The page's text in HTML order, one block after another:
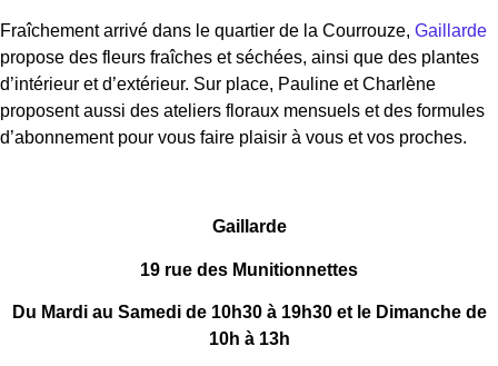
Fraîchement arrivé dans le quartier de la Courrouze, Gaillarde
propose des fleurs fraîches et séchées, ainsi que des plantes
d’intérieur et d’extérieur. Sur place, Pauline et Charlène
proposent aussi des ateliers floraux mensuels et des formules
d’abonnement pour vous faire plaisir à vous et vos proches.
Gaillarde
19 rue des Munitionnettes
Du Mardi au Samedi de 10h30 à 19h30 et le Dimanche de
10h à 13h